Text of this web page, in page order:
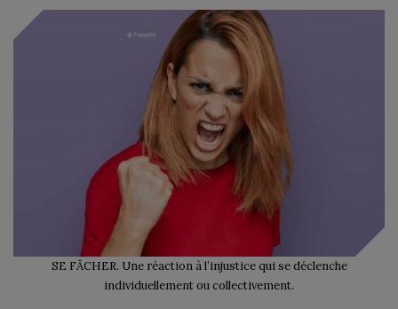
SE FÂCHER. Une réaction à l’injustice qui se déclenche
individuellement ou collectivement.